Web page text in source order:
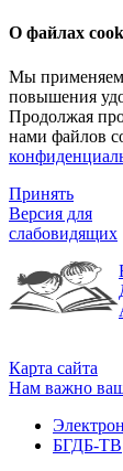
О файлах
Мы применяем
повышения
Продолжая
нами файлов
Принять
Версия для
слабовидящих
Карта сайта
Нам важно
БГДБ-ТВ